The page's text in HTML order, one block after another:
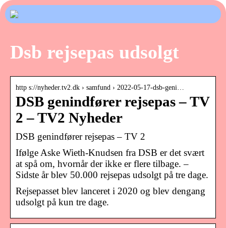
Dsb rejsepas udsolgt
http s://nyheder.tv2.dk › samfund › 2022-05-17-dsb-geni…
DSB genindfører rejsepas – TV
2 – TV2 Nyheder
DSB genindfører rejsepas – TV 2
Ifølge Aske Wieth-Knudsen fra DSB er det svært
at spå om, hvornår der ikke er flere tilbage. –
Sidste år blev 50.000 rejsepas udsolgt på tre dage.
Rejsepasset blev lanceret i 2020 og blev dengang
udsolgt på kun tre dage.